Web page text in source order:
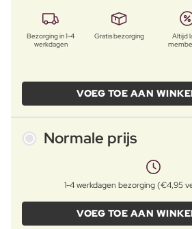
Bezorging in 1-4
werkdagen
Gratis bezorging
Altijd
VOEG TOE AAN
Normale prijs
1-4 werkdagen bezorging (€4,95
VOEG TOE AAN